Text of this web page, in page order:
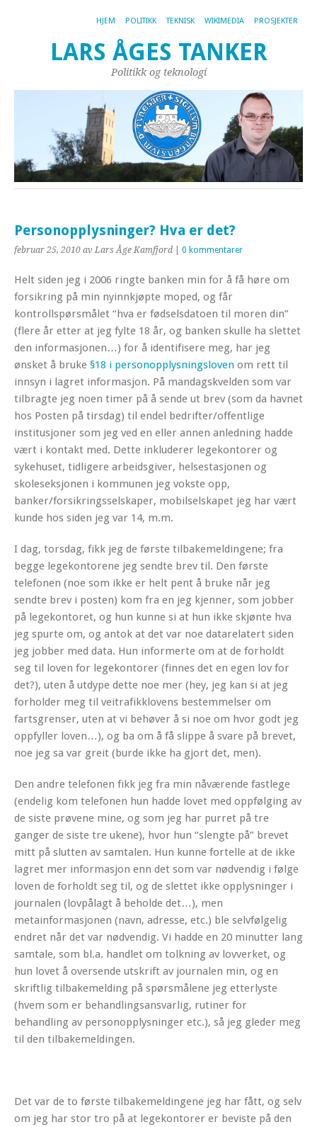
HJEM POLITIKK TEKNISK WIKIMEDIA PROSJEKTER
LARS ÅGES TANKER
Politikk og teknologi
Personopplysninger? Hva er det?
februar 25, 2010 av Lars Åge Kamfjord 0 kommentarer
Helt siden jeg i 2006 ringte banken min for å få høre om
forsikring på min nyinnkjøpte moped, og får
kontrollspørsmålet “hva er fødselsdatoen til moren din”
(flere år etter at jeg fylte 18 år, og banken skulle ha slettet
den informasjonen…) for å identifisere meg, har jeg
ønsket å bruke §18 i personopplysningsloven om rett til
innsyn i lagret informasjon. På mandagskvelden som var
tilbragte jeg noen timer på å sende ut brev (som da havnet
hos Posten på tirsdag) til endel bedrifter/offentlige
institusjoner som jeg ved en eller annen anledning hadde
vært i kontakt med. Dette inkluderer legekontorer og
sykehuset, tidligere arbeidsgiver, helsestasjonen og
skoleseksjonen i kommunen jeg vokste opp,
banker/forsikringsselskaper, mobilselskapet jeg har vært
kunde hos siden jeg var 14, m.m.
I dag, torsdag, fikk jeg de første tilbakemeldingene; fra
begge legekontorene jeg sendte brev til. Den første
telefonen (noe som ikke er helt pent å bruke når jeg
sendte brev i posten) kom fra en jeg kjenner, som jobber
på legekontoret, og hun kunne si at hun ikke skjønte hva
jeg spurte om, og antok at det var noe datarelatert siden
jeg jobber med data. Hun informerte om at de forholdt
seg til loven for legekontorer (finnes det en egen lov for
det?), uten å utdype dette noe mer (hey, jeg kan si at jeg
forholder meg til veitrafikklovens bestemmelser om
fartsgrenser, uten at vi behøver å si noe om hvor godt jeg
oppfyller loven…), og ba om å få slippe å svare på brevet,
noe jeg sa var greit (burde ikke ha gjort det, men).
Den andre telefonen fikk jeg fra min nåværende fastlege
(endelig kom telefonen hun hadde lovet med oppfølging av
de siste prøvene mine, og som jeg har purret på tre
ganger de siste tre ukene), hvor hun “slengte på” brevet
mitt på slutten av samtalen. Hun kunne fortelle at de ikke
lagret mer informasjon enn det som var nødvendig i følge
loven de forholdt seg til, og de slettet ikke opplysninger i
journalen (lovpålagt å beholde det…), men
metainformasjonen (navn, adresse, etc.) ble selvfølgelig
endret når det var nødvendig. Vi hadde en 20 minutter lang
samtale, som bl.a. handlet om tolkning av lovverket, og
hun lovet å oversende utskrift av journalen min, og en
skriftlig tilbakemelding på spørsmålene jeg etterlyste
(hvem som er behandlingsansvarlig, rutiner for
behandling av personopplysninger etc.), så jeg gleder meg
til den tilbakemeldingen.
Det var de to første tilbakemeldingene jeg har fått, og selv
om jeg har stor tro på at legekontorer er beviste på den